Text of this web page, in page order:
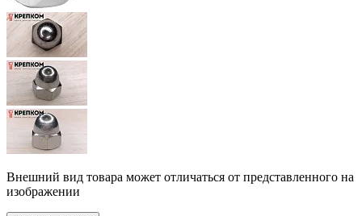
Внешний вид товара может отличаться от представленного на
изображении